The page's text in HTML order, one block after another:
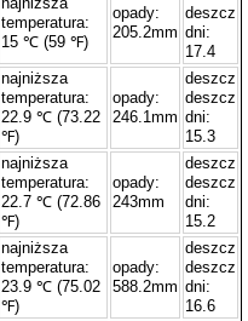
temperatura:
15 ℃ (59 ℉)
opady:
205.2mm
deszcz
dni:
17.4
najniższa
temperatura:
22.9 ℃ (73.22
℉)
opady:
246.1mm
deszcz
deszcz
dni:
15.3
najniższa
temperatura:
22.7 ℃ (72.86
℉)
opady:
243mm
deszcz
deszcz
dni:
15.2
najniższa
temperatura:
23.9 ℃ (75.02
℉)
opady:
588.2mm
deszcz
deszcz
dni:
16.6